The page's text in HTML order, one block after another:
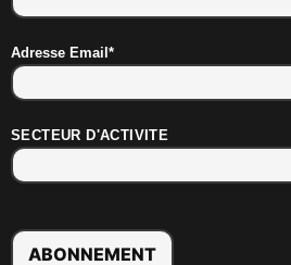
Adresse Email*
SECTEUR D'ACTIVITE